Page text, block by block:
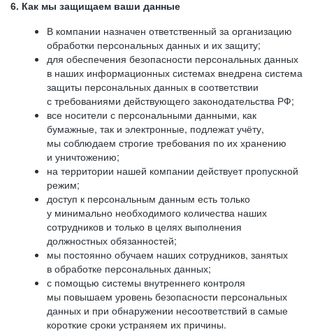
6. Как мы защищаем ваши данные
В компании назначен ответственный за организацию
обработки персональных данных и их защиту;
для обеспечения безопасности персональных данных
в наших информационных системах внедрена система
защиты персональных данных в соответствии
с требованиями действующего законодательства РФ;
все носители с персональными данными, как
бумажные, так и электронные, подлежат учёту,
мы соблюдаем строгие требования по их хранению
и уничтожению;
на территории нашей компании действует пропускной
режим;
доступ к персональным данным есть только
у минимально необходимого количества наших
сотрудников и только в целях выполнения
должностных обязанностей;
мы постоянно обучаем наших сотрудников, занятых
в обработке персональных данных;
с помощью системы внутреннего контроля
мы повышаем уровень безопасности персональных
данных и при обнаружении несоответствий в самые
короткие сроки устраняем их причины.